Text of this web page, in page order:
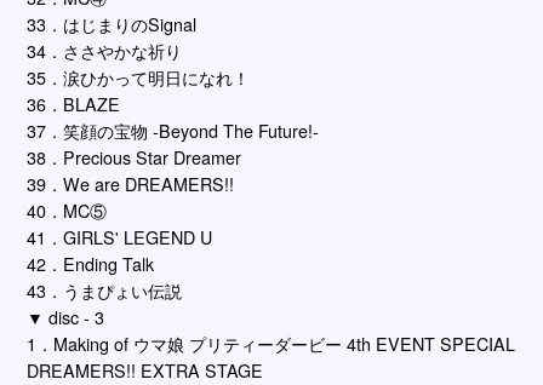
33．はじまりのSignal
34．ささやかな祈り
35．涙ひかって明日になれ！
36．BLAZE
37．笑顔の宝物 -Beyond The Future!-
38．Precious Star Dreamer
39．We are DREAMERS!!
40．MC⑤
41．GIRLS' LEGEND U
42．Ending Talk
43．うまぴょい伝説
▼ disc - 3
1．Making of ウマ娘 プリティーダービー 4th EVENT SPECIAL
DREAMERS!! EXTRA STAGE